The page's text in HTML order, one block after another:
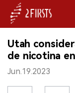
INICIO
EMPRESA
Utah
de nicotina
Jun.19.2023